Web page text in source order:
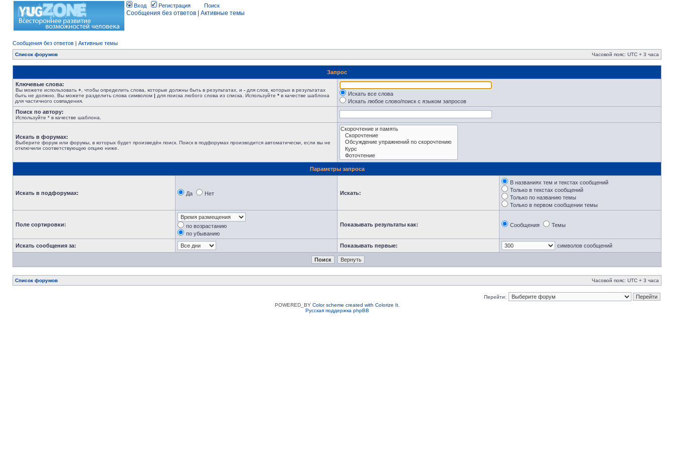
Вход Регистрация Поиск
Сообщения без ответов Активные темы
Сообщения без ответов | Активные темы
Список форумов Часовой пояс: UTC + 3 часа
Запрос
Ключевые слова:
Вы можете использовать + , чтобы определить слова, которые должны быть в результатах, и - для слов, которых в результатах
быть не должно. Вы можете разделить слова символом | для поиска любого слова из списка. Используйте * в качестве шаблона
для частичного совпадения.
Искать все слова
Искать любое слово/поиск с языком запросов
Поиск по автору:
Используйте * в качестве шаблона.
Искать в форумах:
Выберите форум или форумы, в которых будет произведён поиск. Поиск в подфорумах производится автоматически, если вы не
отключили соответствующую опцию ниже.
Параметры запроса
Искать в подфорумах: Да Нет Искать:
В названиях тем и текстах сообщений
Только в текстах сообщений
Только по названию темы
Только в первом сообщении темы
Поле сортировки:
по возрастанию
по убыванию
Показывать результаты как: Сообщения Темы
Искать сообщения за: Показывать первые: символов сообщений
Список форумов Часовой пояс: UTC + 3 часа
Перейти:
POWERED_BY Color scheme created with Colorize It.
Русская поддержка phpBB